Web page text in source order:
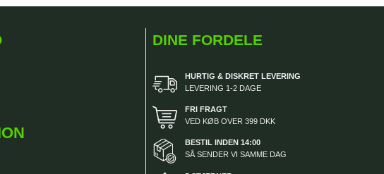
DINE FORDELE
HURTIG & DISKRET LEVERING
LEVERING 1-2 DAGE
FRI FRAGT
VED KØB OVER 399 DKK
BESTIL INDEN 14:00
SÅ SENDER VI SAMME DAG